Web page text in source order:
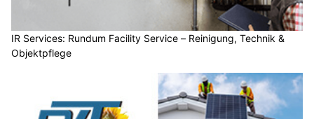
IR Services: Rundum Facility Service – Reinigung, Technik &
Objektpflege